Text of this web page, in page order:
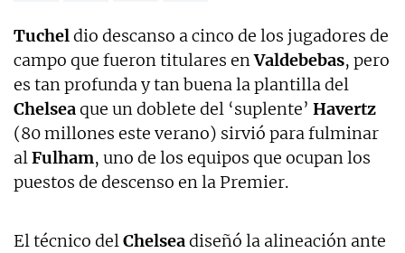
Tucheldio descanso a cinco de los jugadores de
campo que fueron titulares enValdebebas, pero
es tan profunda y tan buena la plantilla del
Chelseaque un doblete del ‘suplente’ Havertz
(80 millones este verano) sirvió para fulminar
alFulham, uno de los equipos que ocupan los
puestos de descenso en la Premier.
El técnico delChelseadiseñó la alineación ante